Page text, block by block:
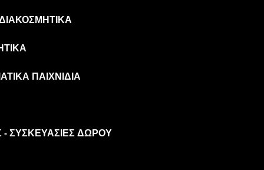
ΠΑΙΧΝΊΔΙΑ
- ΣΥΣΚΕΥΑΣΊΕΣ ΔΏΡΟΥ